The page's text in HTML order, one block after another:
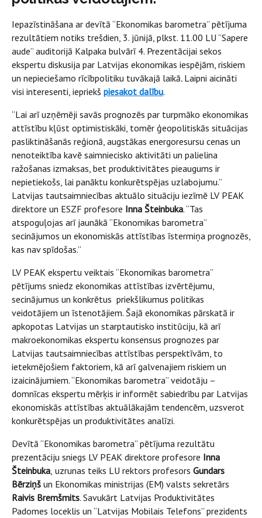
Iepazīstināšana ar devītā “Ekonomikas barometra” pētījuma
rezultātiem notiks trešdien, 3. jūnijā, plkst. 11.00 LU “Sapere
aude” auditorijā Kalpaka bulvārī 4. Prezentācijai sekos
ekspertu diskusija par Latvijas ekonomikas iespējām, riskiem
un nepieciešamo rīcībpolitiku tuvākajā laikā. Laipni aicināti
visi interesenti, iepriekš piesakot dalību.
“Lai arī uzņēmēji savās prognozēs par turpmāko ekonomikas
attīstību kļūst optimistiskāki, tomēr ģeopolitiskās situācijas
pasliktināšanās reģionā, augstākas energoresursu cenas un
nenoteiktība kavē saimniecisko aktivitāti un palielina
ražošanas izmaksas, bet produktivitātes pieaugums ir
nepietiekošs, lai panāktu konkurētspējas uzlabojumu.”
Latvijas tautsaimniecības aktuālo situāciju iezīmē LV PEAK
direktore un ESZF profesore Inna Šteinbuka. “Tas
atspoguļojas arī jaunākā “Ekonomikas barometra”
secinājumos un ekonomiskās attīstības īstermiņa prognozēs,
kas nav spīdošas.”
LV PEAK ekspertu veiktais “Ekonomikas barometra”
pētījums sniedz ekonomikas attīstības izvērtējumu,
secinājumus un konkrētus priekšlikumus politikas
veidotājiem un īstenotājiem. Šajā ekonomikas pārskatā ir
apkopotas Latvijas un starptautisko institūciju, kā arī
makroekonomikas ekspertu konsensus prognozes par
Latvijas tautsaimniecības attīstības perspektīvām, to
ietekmējošiem faktoriem, kā arī galvenajiem riskiem un
izaicinājumiem. “Ekonomikas barometra” veidotāju –
domnīcas ekspertu mērķis ir informēt sabiedrību par Latvijas
ekonomiskās attīstības aktuālākajām tendencēm, uzsverot
konkurētspējas un produktivitātes analīzi.
Devītā “Ekonomikas barometra” pētījuma rezultātu
prezentāciju sniegs LV PEAK direktore profesore Inna
Šteinbuka, uzrunas teiks LU rektors profesors Gundars
Bērziņš un Ekonomikas ministrijas (EM) valsts sekretārs
Raivis Bremšmits. Savukārt Latvijas Produktivitātes
Padomes loceklis un “Latvijas Mobilais Telefons” prezidents